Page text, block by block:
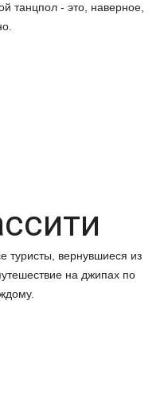
танцпол - это, наверное,
туристы, вернувшиеся из
на джипах по